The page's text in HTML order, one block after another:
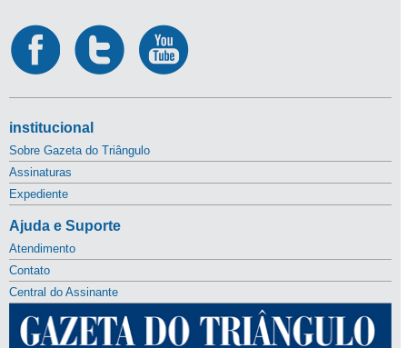
institucional
Sobre Gazeta do Triângulo
Assinaturas
Expediente
Ajuda e Suporte
Atendimento
Contato
Central do Assinante